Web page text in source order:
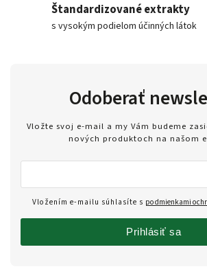
Štandardizované extrakty
s vysokým podielom účinných látok
Odoberať
Vložte svoj e-mail a my Vám budeme
nových produktoch na našom
Vložením e-mailu súhlasíte s podmienkami
Prihlásiť sa